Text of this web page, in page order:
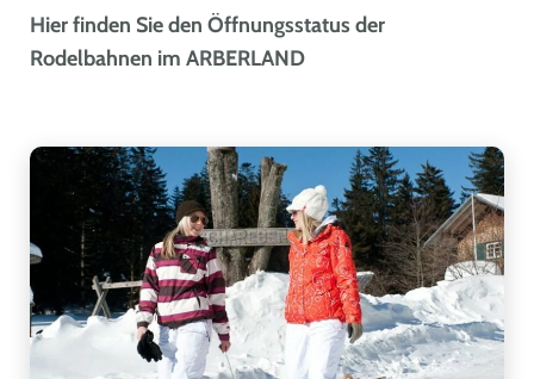
Hier finden Sie den Öffnungsstatus der
Rodelbahnen im ARBERLAND